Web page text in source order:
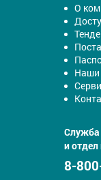
О
Наши
и
8-